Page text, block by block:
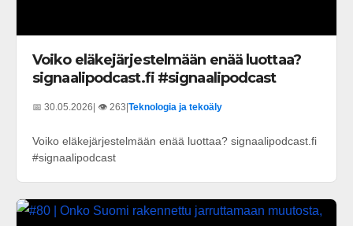
Voiko eläkejärjestelmään enää luottaa?
signaalipodcast.fi #signaalipodcast
📅 30.05.2026| 👁️ 263|Teknologia ja tekoäly
Voiko eläkejärjestelmään enää luottaa? signaalipodcast.fi
#signaalipodcast